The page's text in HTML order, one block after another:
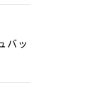
バッ